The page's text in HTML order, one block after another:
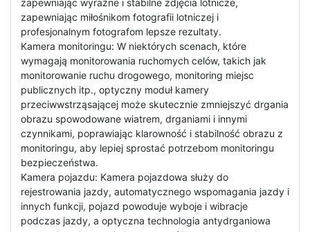
zapewniając miłośnikom fotografii lotniczej i
profesjonalnym fotografom lepsze rezultaty.
Kamera monitoringu: W niektórych scenach, które
wymagają monitorowania ruchomych celów, takich jak
monitorowanie ruchu drogowego, monitoring miejsc
publicznych itp., optyczny moduł kamery
przeciwwstrząsającej może skutecznie zmniejszyć drgania
obrazu spowodowane wiatrem, drganiami i innymi
czynnikami, poprawiając klarowność i stabilność obrazu z
monitoringu, aby lepiej sprostać potrzebom monitoringu
bezpieczeństwa.
Kamera pojazdu: Kamera pojazdowa służy do
rejestrowania jazdy, automatycznego wspomagania jazdy i
innych funkcji, pojazd powoduje wyboje i wibracje
podczas jazdy, a optyczna technologia antydrganiowa